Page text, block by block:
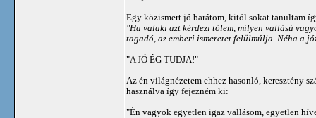
Egy közismert jó barátom, kitől sokat tanultam
"Ha valaki azt kérdezi tőlem, milyen vallású
tagadó, az emberi ismeretet felülmúlja. Néha a
"A JÓ ÉG TUDJA!"
Az én világnézetem ehhez hasonló, keresztény
használva így fejezném ki:
"Én vagyok egyetlen igaz vallásom, egyetlen